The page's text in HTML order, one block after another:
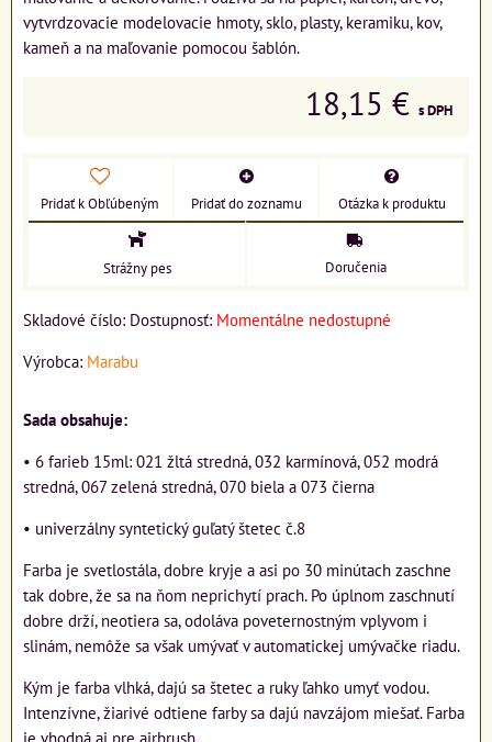
vytvrdzovacie modelovacie hmoty, sklo, plasty, keramiku, kov,
kameň a na maľovanie pomocou šablón.
18,15 € s DPH
Pridať k Obľúbeným Pridať do zoznamu Otázka k produktu
Strážny pes Doručenia
Skladové číslo: Dostupnosť: Momentálne nedostupné
Výrobca: Marabu
Sada obsahuje:
• 6 farieb 15ml: 021 žltá stredná, 032 karmínová, 052 modrá
stredná, 067 zelená stredná, 070 biela a 073 čierna
• univerzálny syntetický guľatý štetec č.8
Farba je svetlostála, dobre kryje a asi po 30 minútach zaschne
tak dobre, že sa na ňom neprichytí prach. Po úplnom zaschnutí
dobre drží, neotiera sa, odoláva poveternostným vplyvom i
slinám, nemôže sa však umývať v automatickej umývačke riadu.
Kým je farba vlhká, dajú sa štetec a ruky ľahko umyť vodou.
Intenzívne, žiarivé odtiene farby sa dajú navzájom miešať. Farba